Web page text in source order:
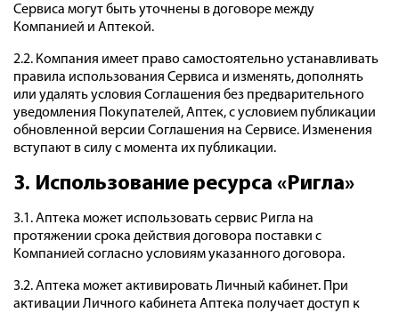
Сервиса могут быть уточнены в договоре между
Компанией и Аптекой.
2.2. Компания имеет право самостоятельно устанавливать
правила использования Сервиса и изменять, дополнять
или удалять условия Соглашения без предварительного
уведомления Покупателей, Аптек, с условием публикации
обновленной версии Соглашения на Сервисе. Изменения
вступают в силу с момента их публикации.
3. Использование ресурса «Ригла»
3.1. Аптека может использовать сервис Ригла на
протяжении срока действия договора поставки с
Компанией согласно условиям указанного договора.
3.2. Аптека может активировать Личный кабинет. При
активации Личного кабинета Аптека получает доступ к